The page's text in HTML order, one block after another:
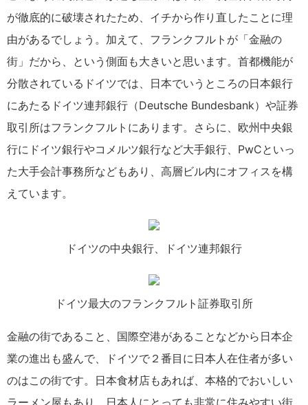
が徹底的に破壊されたため、イチから作り直したことに理
由があるでしょう。加えて、フランクフルトが「金融の
街」だから、という側面も大きいと思います。首都機能が
分散されているドイツでは、日本でいうところの日本銀行
にあたるドイツ連邦銀行（Deutsche Bundesbank）や証券
取引所はフランクフルトにあります。さらに、欧州中央銀
行にドイツ銀行やコメルツ銀行など大手銀行、PwCといっ
た大手会計事務所などもあり、高層ビル内にオフィスを構
えています。
ドイツの中央銀行、ドイツ連邦銀行
ドイツ最大のフランクフルト証券取引所
金融の街であること、国際空港があることなどから日本企
業の進出も盛んで、ドイツで２番目に日本人在住者が多い
のはこの街です。日本食材店もあれば、本格的でおいしい